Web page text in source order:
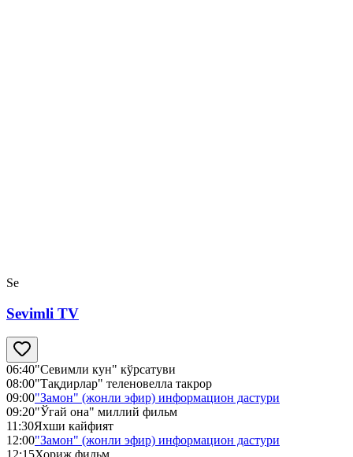
Se
Sevimli TV
06:40"Севимли кун" кўрсатуви
08:00"Тақдирлар" теленовелла такрор
09:00"Замон" (жонли эфир) информацион дастури
09:20"Ўгай она" миллий фильм
11:30Яхши кайфият
12:00"Замон" (жонли эфир) информацион дастури